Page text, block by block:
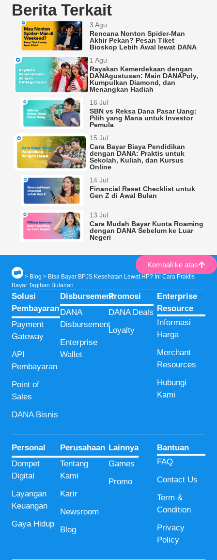
Berita Terkait
3 Agu
Rencana Nonton Spider-Man
Akhir Pekan? Pesan Tiket
Bioskop Lebih Awal lewat DANA
1 Agu
Rayakan Kemerdekaan dengan
DANAgustusan: Main DANAPoly,
Kumpulkan Diamond, dan
Menangkan Hadiah
16 Jul
SBN vs Reksa Dana Pasar Uang:
Pilih yang Mana untuk Investor
Pemula
15 Jul
Cara Bayar Biaya Pendidikan
dengan DANA: Praktis untuk
Sekolah, Kuliah, dan Kursus
Online
14 Jul
Financial Reset Checklist untuk
Gen Z di Awal Bulan
13 Jul
Cara Mudah Bayar Kuota Roaming
dengan DANA Sebelum ke Luar
Negeri
Kembali ke atas
> Blog > Bisa Bayar BPJS Kesehatan Lewat HP? Ini Cara Praktis
Bayar Tagihan Bulanan
Solusi
Pembayaran
Payment
Gateway
API
Pembayaran
Point of
Sales
DANA Bisnis
Disbursement
DANA
Disbursement
Enterprise
Wallet
Promosi
DANA Deals
Loyalty
Enterprise
Resource
Informasi
Harga
Merchant
Resources
Hubungi
Kami
Personal
Dompet
Digital
Layangan
Keuangan
Gaya Hidup
Perusahaan
Tentang
Kami
Karir
Newsroom
Blog
Lainnya
Games
Promo
Bantuan
FAQ
Contact Us
Term &
Condition
Privacy
Policy